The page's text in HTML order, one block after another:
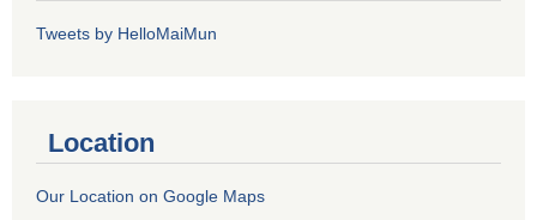
Tweets by HelloMaiMun
Location
Our Location on Google Maps